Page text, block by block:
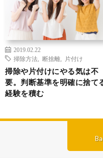
2019.02.22
掃除方法
断捨離 片付け
掃除や片付けにやる気は不
要。判断基準を明確に捨て
経験を積む